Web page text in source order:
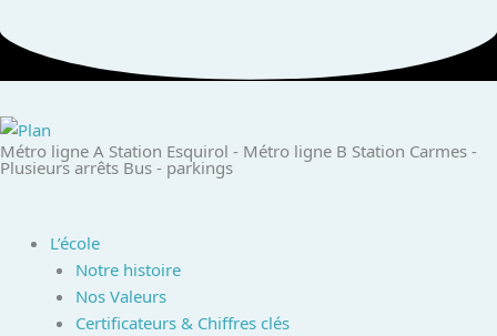
Métro ligne A Station Esquirol - ​ Métro ligne B Station Carmes​ -
Plusieurs arrêts Bus​ - parkings ​
L’école
Notre histoire
Nos Valeurs
Certificateurs & Chiffres clés